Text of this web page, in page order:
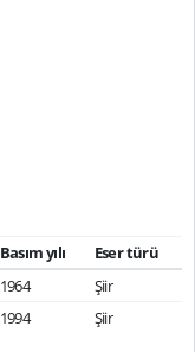
Basım yılı
Eser türü
1964
Şiir
1994 Şiir